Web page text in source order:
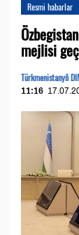
Resmi habarlar
mejlisi
Türkmenistanyň
11:16